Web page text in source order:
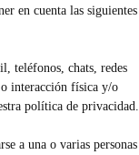
en cuenta las siguientes
teléfonos, chats, redes
interacción física y/o
política de privacidad.
a una o varias personas